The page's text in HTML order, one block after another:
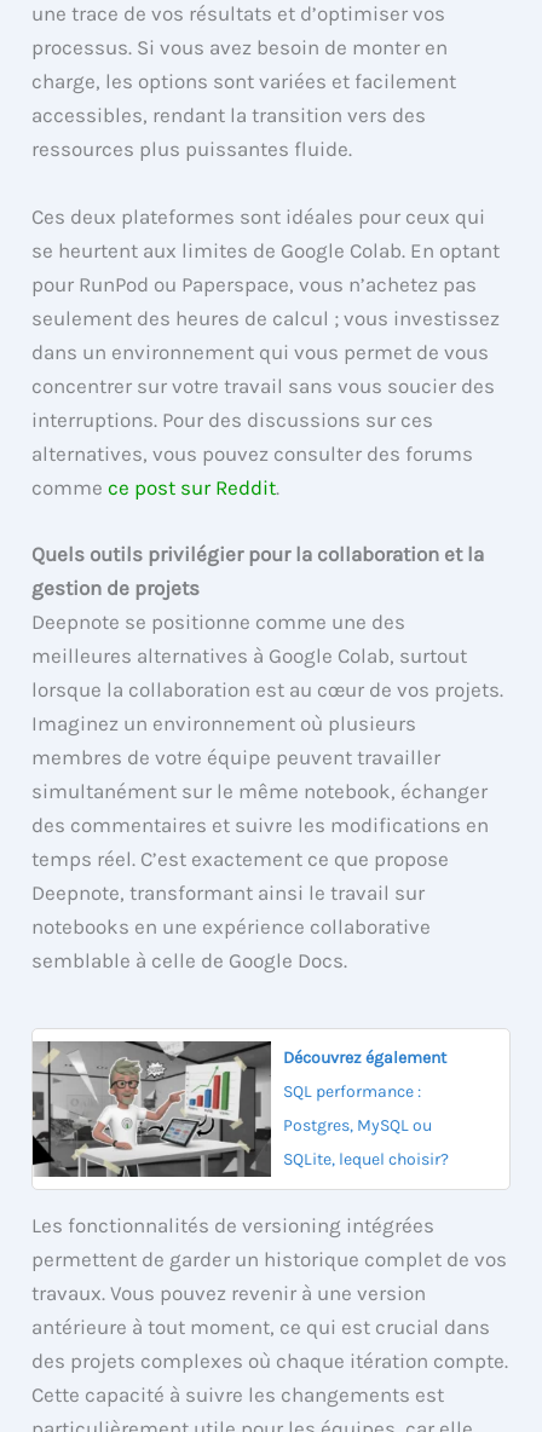
une trace de vos résultats et d’optimiser vos
processus. Si vous avez besoin de monter en
charge, les options sont variées et facilement
accessibles, rendant la transition vers des
ressources plus puissantes fluide.
Ces deux plateformes sont idéales pour ceux qui
se heurtent aux limites de Google Colab. En optant
pour RunPod ou Paperspace, vous n’achetez pas
seulement des heures de calcul ; vous investissez
dans un environnement qui vous permet de vous
concentrer sur votre travail sans vous soucier des
interruptions. Pour des discussions sur ces
alternatives, vous pouvez consulter des forums
commece post sur Reddit.
Quels outils privilégier pour la collaboration et la
gestion de projets
Deepnote se positionne comme une des
meilleures alternatives à Google Colab, surtout
lorsque la collaboration est au cœur de vos projets.
Imaginez un environnement où plusieurs
membres de votre équipe peuvent travailler
simultanément sur le même notebook, échanger
des commentaires et suivre les modifications en
temps réel. C’est exactement ce que propose
Deepnote, transformant ainsi le travail sur
notebooks en une expérience collaborative
semblable à celle de Google Docs.
Découvrez également
SQL performance :
Postgres, MySQL ou
SQLite, lequel choisir?
Les fonctionnalités de versioning intégrées
permettent de garder un historique complet de vos
travaux. Vous pouvez revenir à une version
antérieure à tout moment, ce qui est crucial dans
des projets complexes où chaque itération compte.
Cette capacité à suivre les changements est